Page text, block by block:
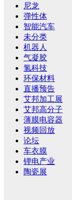
尼龙
弹性体
智能汽车
未分类
机器人
气凝胶
氢科技
环保材料
直播预告
艾邦加工展
艾邦高分子
薄膜电容器
视频回放
论坛
车衣膜
锂电产业
陶瓷展